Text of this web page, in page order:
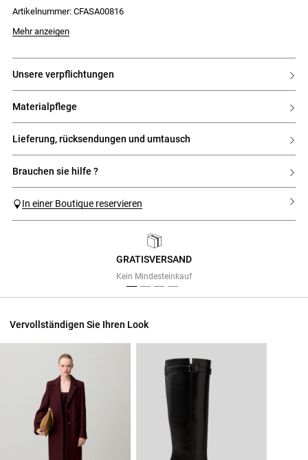
Artikelnummer: CFASA00816
Mehr anzeigen
unsere verpflichtungen
materialpflege
lieferung, rücksendungen und umtausch
brauchen sie hilfe ?
In einer Boutique reservieren
GRATISVERSAND
Kein Mindesteinkauf
Vervollständigen Sie Ihren Look